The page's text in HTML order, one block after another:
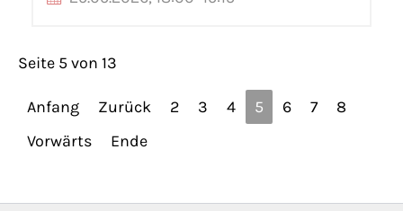
Seite 5 von 13
Anfang Zurück 2 3 4 5 6 7
8
Vorwärts
Ende